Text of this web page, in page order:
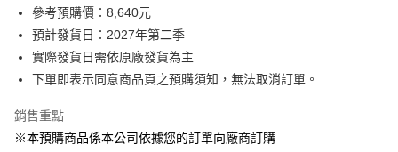
LINE Pay
Apple Pay
街口支付
悠遊付
Google Pay
參考預購價：8,640元
預計發貨日：2027年第二季
實際發貨日需依原廠發貨為主
下單即表示同意商品頁之預購須知，無法取消訂單。
銷售重點
※本預購商品係本公司依據您的訂單向廠商訂購